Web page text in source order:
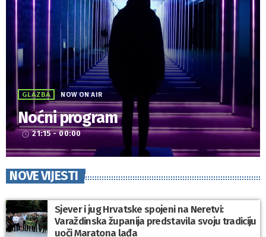
GLAZBA NOW ON AIR
Noćni program
access_time 21:15 - 00:00
NOVE VIJESTI
Sjever i jug Hrvatske spojeni na Neretvi:
Varaždinska županija predstavila svoju tradiciju
uoči Maratona lađa